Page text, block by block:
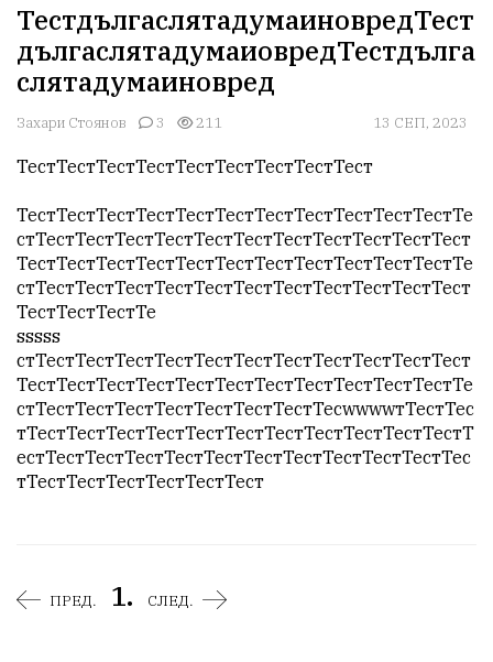
ТестдългаслятадумаиновредТест
дългаслятадумаиовредТестдълга
слятадумаиновред
Захари Стоянов 3 211 13 СЕП, 2023
ТестТестТестТестТестТестТестТестТест
ТестТестТестТестТестТестТестТестТестТестТестТе
стТестТестТестТестТестТестТестТестТестТестТест
ТестТестТестТестТестТестТестТестТестТестТестТе
стТестТестТестТестТестТестТестТестТестТестТест
ТестТестТестТе
sssss
стТестТестТестТестТестТестТестТестТестТестТест
ТестТестТестТестТестТестТестТестТестТестТестТе
стТестТестТестТестТестТестТестТесwwwwтТестТес
тТестТестТестТестТестТестТестТестТестТестТестТ
естТестТестТестТестТестТестТестТестТестТестТес
тТестТестТестТестТестТест
ПРЕД. 1. СЛЕД.